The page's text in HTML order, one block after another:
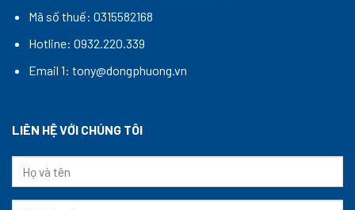
Mã số thuế: 0315582168
Hotline: 0932.220.339
Email 1: tony@dongphuong.vn
LIÊN HỆ VỚI CHÚNG TÔI